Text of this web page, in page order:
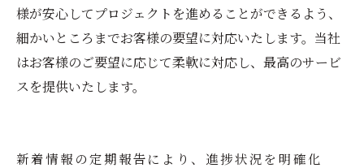
様が安心してプロジェクトを進めることができるよう、
細かいところまでお客様の要望に対応いたします。当社
はお客様のご要望に応じて柔軟に対応し、最高のサービ
スを提供いたします。
新着情報の定期報告により、進捗状況を明確化